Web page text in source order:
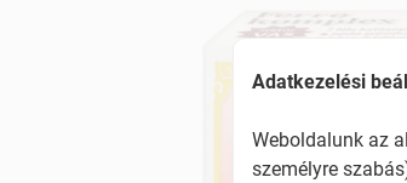
Adatkezelési
Weboldalunk az
személyre